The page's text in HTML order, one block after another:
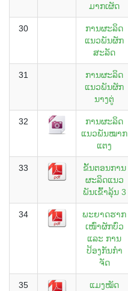
ມາກເຜັດ
30
ການຜະລິດ
ແນວພັນຜັກ
ສະລັດ
31
ການຜະລິດ
ແນວພັນຜັກ
ນາງຕູ່
32
ການຜະລິດ
ແນວພັນໝາກ
ແຕງ
33
ຂັ້ນຕອນການ
ຜະລິດແນວ
ພັນເຂົ້າລຸ້ນ 3
34
ພະຍາດຮາກ
ເໜົ່າຜັກບົ່ວ
ແລະ ການ
ປ້ອງກັນກໍາ
ຈັດ
35
ແມງໝັດ